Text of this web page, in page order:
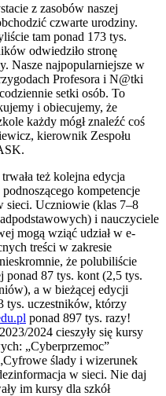
z zasobów naszej
czwarte urodziny.
tam ponad 173 tys.
odwiedziło stronę
Nasze najpopularniejsze w
Profesora i N@tki
setki osób. To
i obiecujemy, że
każdy mógł znaleźć coś
kierownik Zespołu
też kolejna edycja
kompetencje
sieci. Uczniowie (klas 7–8
i nauczyciele
mogą wziąć udział w e-
treści w zakresie
że polubiliście
ponad 87 tys. kont (2,5 tys.
a w bieżącej edycji
tys. uczestników, którzy
ponad 897 tys. razy!
2024 cieszyły się kursy
„Cyberprzemoc”
ślady i wizerunek
w sieci. Nie daj
im kursy dla szkół